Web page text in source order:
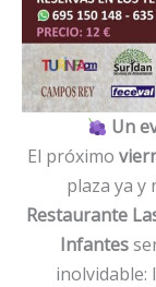
Un
El próximo
plaza ya y
Restaurante
Infantes
inolvidable: